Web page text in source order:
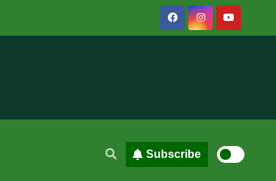
Subscribe